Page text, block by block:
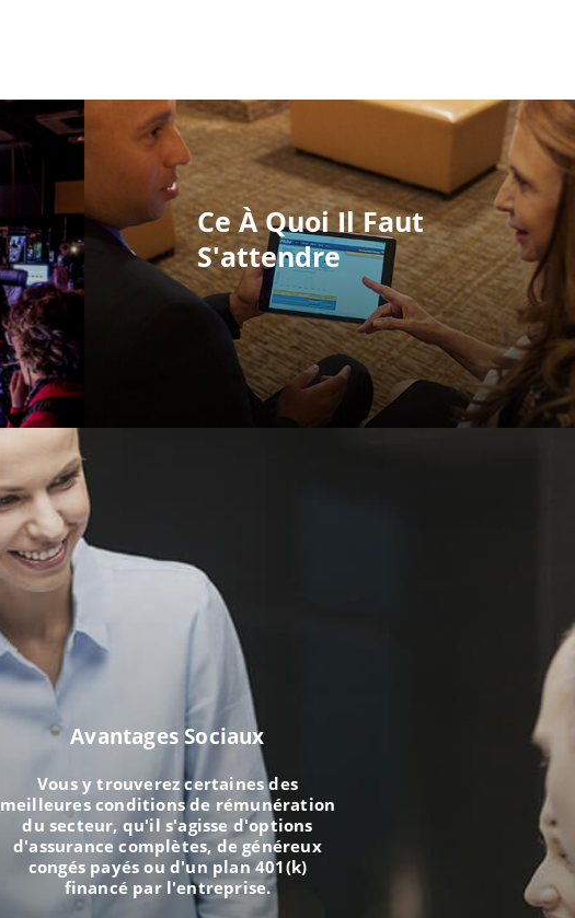
Ce À Quoi Il Faut
S'attendre
Avantages Sociaux
Vous y trouverez certaines des
meilleures conditions de rémunération
du secteur, qu'il s'agisse d'options
d'assurance complètes, de généreux
congés payés ou d'un plan 401(k)
financé par l'entreprise.